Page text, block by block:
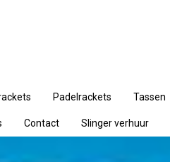
Padelrackets Tassen
Contact Slinger verhuur